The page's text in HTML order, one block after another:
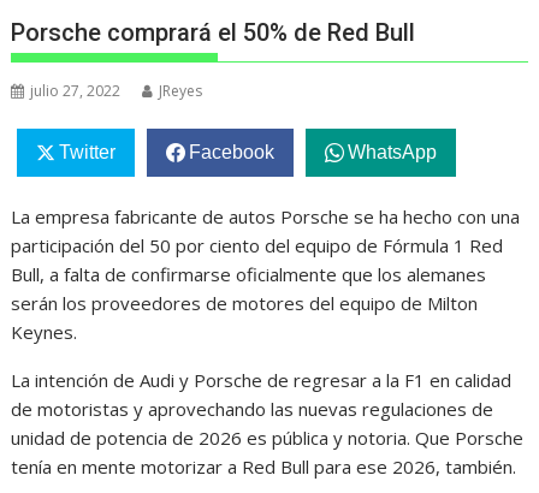
Porsche comprará el 50% de Red Bull
julio 27, 2022 JReyes
Twitter Facebook WhatsApp
La empresa fabricante de autos Porsche se ha hecho con una
participación del 50 por ciento del equipo de Fórmula 1 Red
Bull, a falta de confirmarse oficialmente que los alemanes
serán los proveedores de motores del equipo de Milton
Keynes.
La intención de Audi y Porsche de regresar a la F1 en calidad
de motoristas y aprovechando las nuevas regulaciones de
unidad de potencia de 2026 es pública y notoria. Que Porsche
tenía en mente motorizar a Red Bull para ese 2026, también.